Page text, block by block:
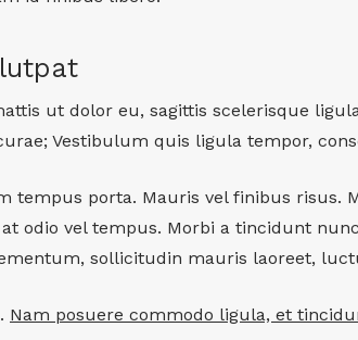
ut dolor eu, sagittis scelerisque
Vestibulum quis ligula tempor,
tempus porta. Mauris vel finibus risus.
odio vel tempus. Morbi a tincidunt
sollicitudin mauris laoreet,
Nam posuere commodo ligula, et